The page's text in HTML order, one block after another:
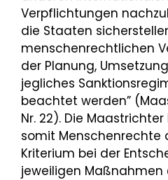
Verpflichtungen
die Staaten
menschenrechtlichen
der Planung,
jegliches
beachtet werden”
Nr. 22). Die
somit Menschenrechte
Kriterium bei der
jeweiligen Maßnahmen